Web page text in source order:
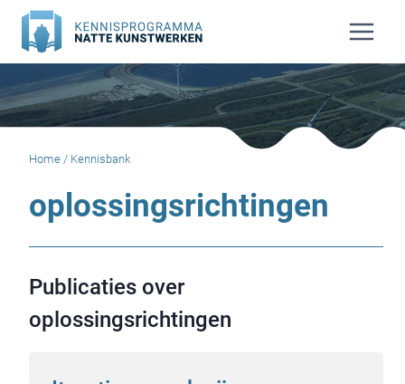
Doorgaan
naar
inhoud
Home / Kennisbank
oplossingsrichtingen
Publicaties over
oplossingsrichtingen